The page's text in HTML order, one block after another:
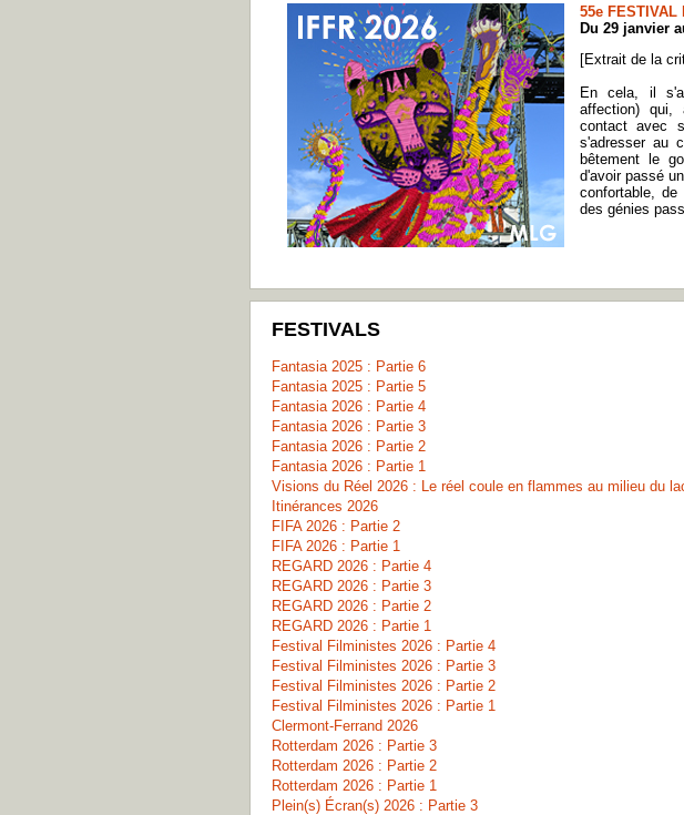
55e FESTIVAL
Du 29 janvier
[Extrait de la
En cela, il
affection) qui,
contact avec
s'adresser au
bêtement le
d'avoir passé
confortable,
des génies
FESTIVALS
Fantasia 2025 : Partie 6
Fantasia 2025 : Partie 5
Fantasia 2026 : Partie 4
Fantasia 2026 : Partie 3
Fantasia 2026 : Partie 2
Fantasia 2026 : Partie 1
Visions du Réel 2026 : Le réel coule en flammes au milieu du
Itinérances 2026
FIFA 2026 : Partie 2
FIFA 2026 : Partie 1
REGARD 2026 : Partie 4
REGARD 2026 : Partie 3
REGARD 2026 : Partie 2
REGARD 2026 : Partie 1
Festival Filministes 2026 : Partie 4
Festival Filministes 2026 : Partie 3
Festival Filministes 2026 : Partie 2
Festival Filministes 2026 : Partie 1
Clermont-Ferrand 2026
Rotterdam 2026 : Partie 3
Rotterdam 2026 : Partie 2
Rotterdam 2026 : Partie 1
Plein(s) Écran(s) 2026 : Partie 3